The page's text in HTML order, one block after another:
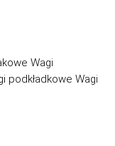
Wagi
podkładkowe Wagi